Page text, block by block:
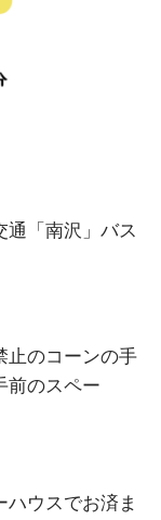
通「南沢」バス
止のコーンの手
前のスペー
ウスでお済ま